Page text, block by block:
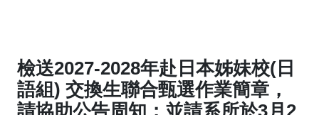
檢送2027-2028年赴日本姊妹校(日
語組) 交換生聯合甄選作業簡章，
請協助公告周知；並請系所於3月2